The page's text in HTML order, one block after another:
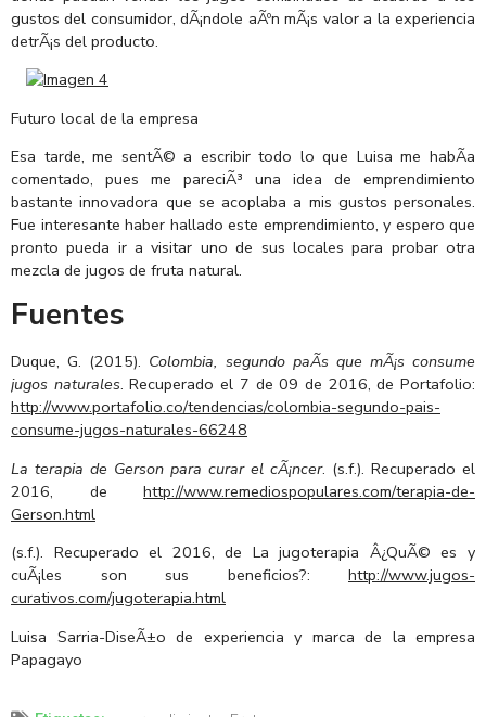
gustos del consumidor, dÃ¡ndole aÃºn mÃ¡s valor a la experiencia
detrÃ¡s del producto.
Futuro local de la empresa
Esa tarde, me sentÃ© a escribir todo lo que Luisa me habÃ­a
comentado, pues me pareciÃ³ una idea de emprendimiento
bastante innovadora que se acoplaba a mis gustos personales.
Fue interesante haber hallado este emprendimiento, y espero que
pronto pueda ir a visitar uno de sus locales para probar otra
mezcla de jugos de fruta natural.
Fuentes
Duque, G. (2015). Colombia, segundo paÃ­s que mÃ¡s consume
jugos naturales. Recuperado el 7 de 09 de 2016, de Portafolio:
http://www.portafolio.co/tendencias/colombia-segundo-pais-
consume-jugos-naturales-66248
La terapia de Gerson para curar el cÃ¡ncer. (s.f.). Recuperado el
2016, de http://www.remediospopulares.com/terapia-de-
Gerson.html
(s.f.). Recuperado el 2016, de La jugoterapia Â¿QuÃ© es y
cuÃ¡les son sus beneficios?: http://www.jugos-
curativos.com/jugoterapia.html
Luisa Sarria-DiseÃ±o de experiencia y marca de la empresa
Papagayo